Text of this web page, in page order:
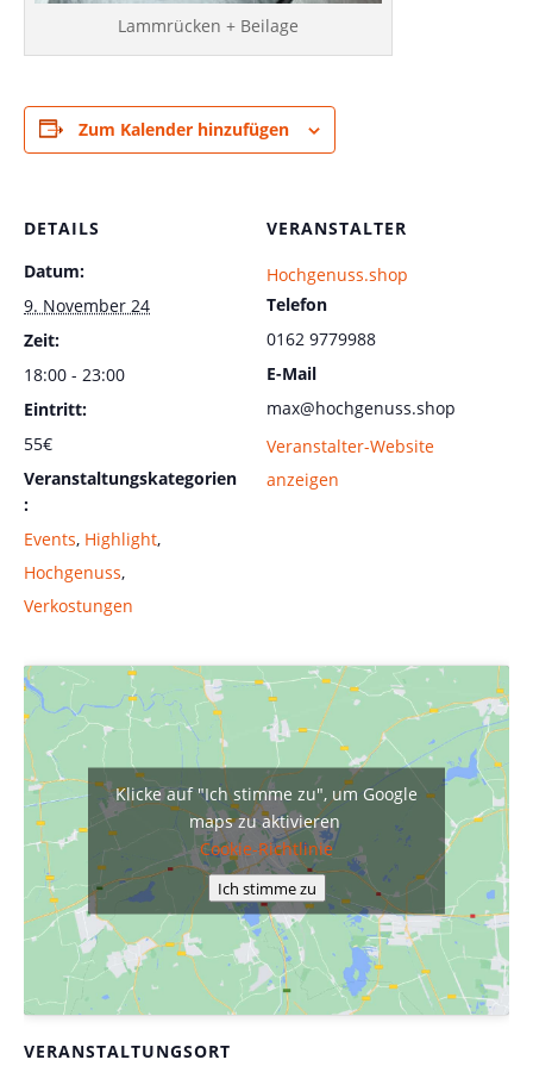
Lammrücken + Beilage
Zum Kalender hinzufügen
DETAILS
Datum:
9. November 24
Zeit:
18:00 - 23:00
Eintritt:
55€
Veranstaltungskategorien
:
Events, Highlight,
Hochgenuss,
Verkostungen
VERANSTALTER
Hochgenuss.shop
Telefon
0162 9779988
E-Mail
max@hochgenuss.shop
Veranstalter-Website
anzeigen
VERANSTALTUNGSORT
Klicke auf "Ich stimme zu", um Google
maps zu aktivieren
Cookie-Richtlinie
Ich stimme zu